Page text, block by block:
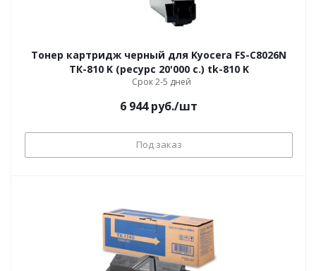
Тонер картридж черный для Kyocera FS-C8026N
ТК-810 K (ресурс 20'000 c.) tk-810 K
Срок 2-5 дней
6 944руб./шт
Под заказ